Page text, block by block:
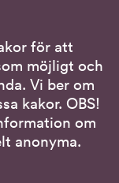
för att
möjligt och
Vi ber om
kakor. OBS!
om
anonyma.